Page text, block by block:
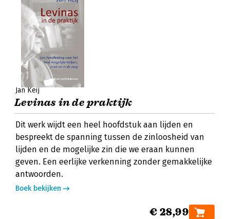
Jan Keij
Levinas in de praktijk
Dit werk wijdt een heel hoofdstuk aan lijden en
bespreekt de spanning tussen de zinloosheid van
lijden en de mogelijke zin die we eraan kunnen
geven. Een eerlijke verkenning zonder gemakkelijke
antwoorden.
Boek bekijken
€ 28,99